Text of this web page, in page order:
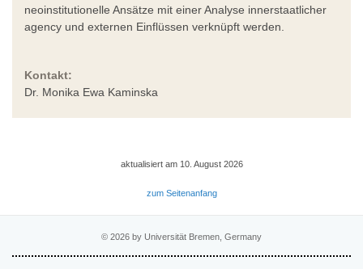
neoinstitutionelle Ansätze mit einer Analyse innerstaatlicher
agency und externen Einflüssen verknüpft werden.
Kontakt:
Dr. Monika Ewa Kaminska
aktualisiert am 10. August 2026
zum Seitenanfang
© 2026 by Universität Bremen, Germany